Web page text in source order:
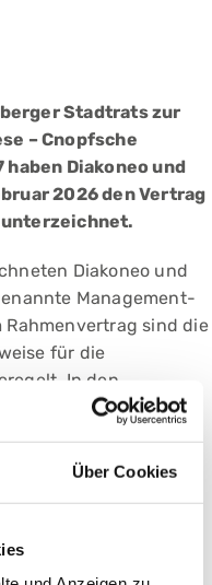
Über Cookies
Stadtrats zur
– Cnopfsche
Diakoneo und
2026 den Vertrag
Diakoneo und
Management-
sind die
für die
In den
bereiten beide
bis
vor.
Nürnberger
am 1. Januar
wirtschaftliche,